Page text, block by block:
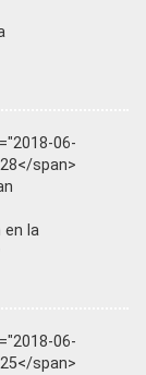
06-
span>
en la
06-
span>